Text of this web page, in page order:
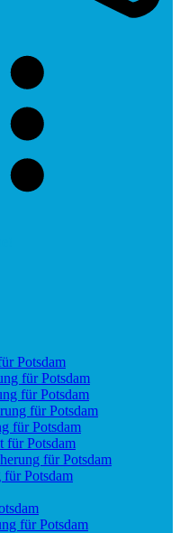
Potsdam
für Potsdam
für Potsdam
für Potsdam
für Potsdam
für Potsdam
für Potsdam
Potsdam
für Potsdam